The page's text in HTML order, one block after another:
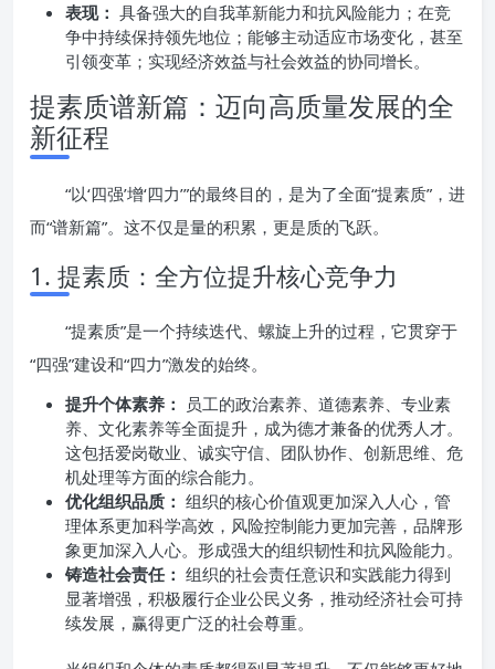
表现： 具备强大的自我革新能力和抗风险能力；在竞
争中持续保持领先地位；能够主动适应市场变化，甚至
引领变革；实现经济效益与社会效益的协同增长。
提素质谱新篇：迈向高质量发展的全
新征程
“以‘四强’增‘四力’”的最终目的，是为了全面“提素质”，进
而“谱新篇”。这不仅是量的积累，更是质的飞跃。
1. 提素质：全方位提升核心竞争力
“提素质”是一个持续迭代、螺旋上升的过程，它贯穿于
“四强”建设和“四力”激发的始终。
提升个体素养：
员工的政治素养、道德素养、专业素
养、文化素养等全面提升，成为德才兼备的优秀人才。
这包括爱岗敬业、诚实守信、团队协作、创新思维、危
机处理等方面的综合能力。
优化组织品质： 组织的核心价值观更加深入人心，管
理体系更加科学高效，风险控制能力更加完善，品牌形
象更加深入人心。形成强大的组织韧性和抗风险能力。
铸造社会责任： 组织的社会责任意识和实践能力得到
显著增强，积极履行企业公民义务，推动经济社会可持
续发展，赢得更广泛的社会尊重。